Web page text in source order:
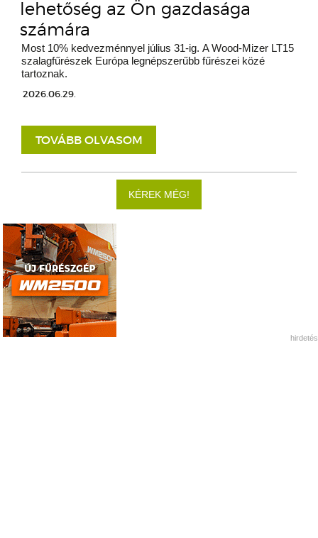
lehetőség az Ön gazdasága
számára
Most 10% kedvezménnyel július 31-ig. A Wood-Mizer LT15
szalagfűrészek Európa legnépszerűbb fűrészei közé
tartoznak.
2026.06.29.
TOVÁBB OLVASOM
KÉREK MÉG!
hirdetés